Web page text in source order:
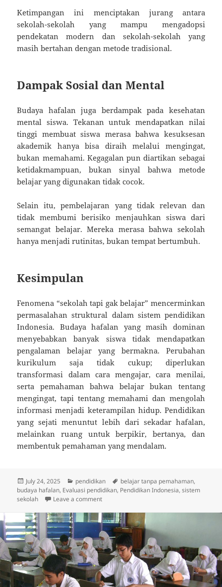
Ketimpangan ini menciptakan jurang antara
sekolah-sekolah yang mampu mengadopsi
pendekatan modern dan sekolah-sekolah yang
masih bertahan dengan metode tradisional.
Dampak Sosial dan Mental
Budaya hafalan juga berdampak pada kesehatan
mental siswa. Tekanan untuk mendapatkan nilai
tinggi membuat siswa merasa bahwa kesuksesan
akademik hanya bisa diraih melalui mengingat,
bukan memahami. Kegagalan pun diartikan sebagai
ketidakmampuan, bukan sinyal bahwa metode
belajar yang digunakan tidak cocok.
Selain itu, pembelajaran yang tidak relevan dan
tidak membumi berisiko menjauhkan siswa dari
semangat belajar. Mereka merasa bahwa sekolah
hanya menjadi rutinitas, bukan tempat bertumbuh.
Kesimpulan
Fenomena “sekolah tapi gak belajar” mencerminkan
permasalahan struktural dalam sistem pendidikan
Indonesia. Budaya hafalan yang masih dominan
menyebabkan banyak siswa tidak mendapatkan
pengalaman belajar yang bermakna. Perubahan
kurikulum saja tidak cukup; diperlukan
transformasi dalam cara mengajar, cara menilai,
serta pemahaman bahwa belajar bukan tentang
mengingat, tapi tentang memahami dan mengolah
informasi menjadi keterampilan hidup. Pendidikan
yang sejati menuntut lebih dari sekadar hafalan,
melainkan ruang untuk berpikir, bertanya, dan
membentuk pemahaman yang mendalam.
Posted
on
July 24, 2025 Categories
pendidikan Tags
belajar tanpa pemahaman,
budaya hafalan, Evaluasi pendidikan, Pendidikan Indonesia,sistem
sekolah
Leave a commenton “Sekolah Tapi Gak Belajar?”: